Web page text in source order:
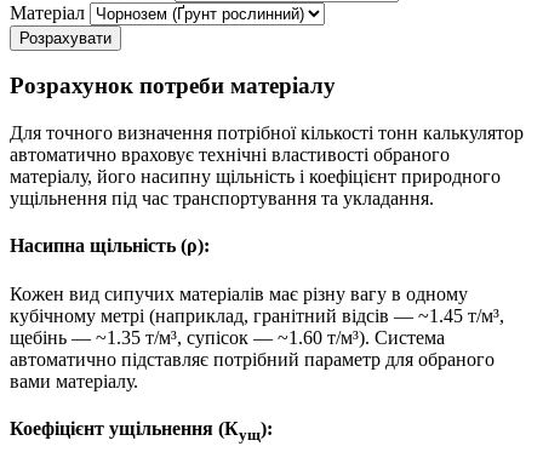
Матеріал
Розрахувати
Розрахунок потреби матеріалу
Для точного визначення потрібної кількості тонн калькулятор
автоматично враховує технічні властивості обраного
матеріалу, його насипну щільність і коефіцієнт природного
ущільнення під час транспортування та укладання.
Насипна щільність (ρ):
Кожен вид сипучих матеріалів має різну вагу в одному
кубічному метрі (наприклад, гранітний відсів — ~1.45 т/м³,
щебінь — ~1.35 т/м³, супісок — ~1.60 т/м³). Система
автоматично підставляє потрібний параметр для обраного
вами матеріалу.
Коефіцієнт ущільнення (Кущ):